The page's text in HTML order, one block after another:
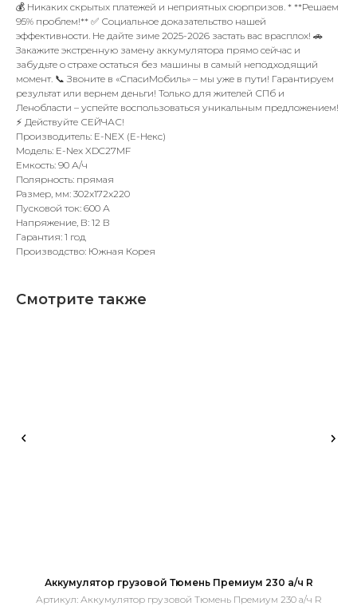
💰 Никаких скрытых платежей и неприятных сюрпризов. * **Решаем
95% проблем!** ✅ Социальное доказательство нашей
эффективности. Не дайте зиме 2025-2026 застать вас врасплох! 🚗
Закажите экстренную замену аккумулятора прямо сейчас и
забудьте о страхе остаться без машины в самый неподходящий
момент. 📞 Звоните в «СпасиМобиль» – мы уже в пути! Гарантируем
результат или вернем деньги! Только для жителей СПб и
Ленобласти – успейте воспользоваться уникальным предложением!
⚡ Действуйте СЕЙЧАС!
Производитель: E-NEX (Е-Некс)
Модель: E-Nex XDC27MF
Емкость: 90 А/ч
Полярность: прямая
Размер, мм: 302x172x220
Пусковой ток: 600 А
Напряжение, В: 12 В
Гарантия: 1 год
Производство: Южная Корея
Смотрите также
Аккумулятор грузовой Тюмень Премиум 230 а/ч R
Артикул: Аккумулятор грузовой Тюмень Премиум 230 а/ч R